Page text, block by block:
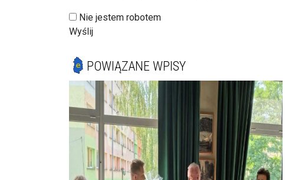
Nie jestem robotem
Wyślij
POWIĄZANE WPISY